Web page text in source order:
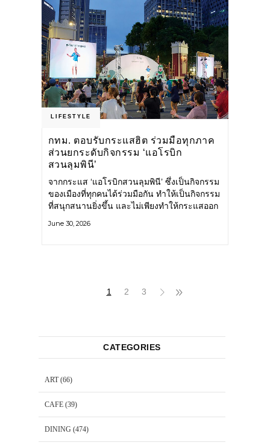
LIFESTYLE
กทม. ตอบรับกระแสฮิต ร่วมมือทุกภาค
ส่วนยกระดับกิจกรรม ‘แอโรบิก
สวนลุมพินี’
จากกระแส ‘แอโรบิกสวนลุมพินี’ ซึ่งเป็นกิจกรรม
ของเมืองที่ทุกคนได้ร่วมมือกัน ทำให้เป็นกิจกรรม
ที่สนุกสนานยิ่งขึ้น และไม่เพียงทำให้กระแสออก
กระจายไปยังหลายพื้นที่ของประเทศที่อยากออก
June 30, 2026
1 2 3
CATEGORIES
ART(66)
CAFE (39)
DINING (474)